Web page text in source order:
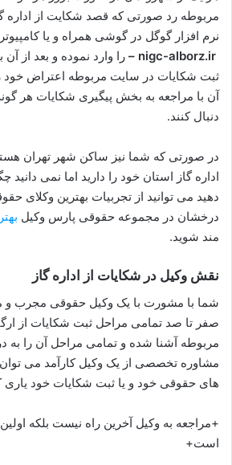
مربوطه رد صورتی که قصد شکایت از اداره گاز
نرم افزار گوگل در گوشی همراه و یا
را وارد نموده و بعد از
ثبت شکایات در سایت مربوطه اعتراض خود
آن با مراجعه به بخش پیگیری شکایات هر
دنبال کنند.
در صورتی که شما نیز ساکن شهر تهران
اداره گاز استان خود را دارید اما نمی دانید
دهید می توانید از تجربیات بهترین وکلای
درخشان در مجموعه حقوقی پارس وکیل
مند شوید.
نقش وکیل در شکایات از اداره گاز
شما با مشورت با یک وکیل حقوقی مجرب و
صفر تا صد تمامی مراحل ثبت شکایات از
مربوطه آشنا شده و تمامی مراحل آن را به
مشاوره تخصصی از یک وکیل کارآمد می
های حقوقی خود و یا ثبت شکایات خود یاری
+مراجعه به وکیل آخرین راه نیست بلکه
است+